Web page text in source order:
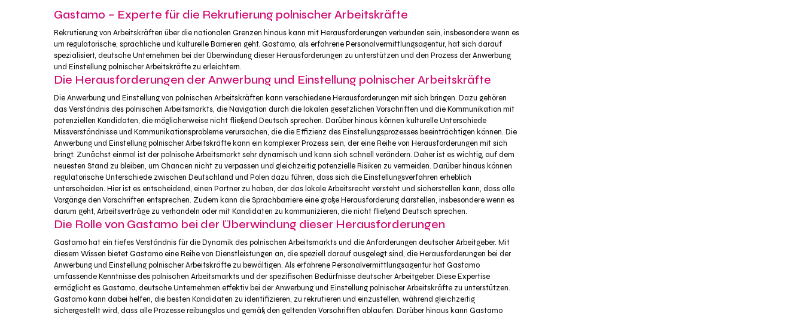
Gastamo – Experte für die Rekrutierung polnischer Arbeitskräfte
Rekrutierung von Arbeitskräften über die nationalen Grenzen hinaus kann mit Herausforderungen verbunden sein, insbesondere wenn es
um regulatorische, sprachliche und kulturelle Barrieren geht. Gastamo, als erfahrene Personalvermittlungsagentur, hat sich darauf
spezialisiert, deutsche Unternehmen bei der Überwindung dieser Herausforderungen zu unterstützen und den Prozess der Anwerbung
und Einstellung polnischer Arbeitskräfte zu erleichtern.
Die Herausforderungen der Anwerbung und Einstellung polnischer Arbeitskräfte
Die Anwerbung und Einstellung von polnischen Arbeitskräften kann verschiedene Herausforderungen mit sich bringen. Dazu gehören
das Verständnis des polnischen Arbeitsmarkts, die Navigation durch die lokalen gesetzlichen Vorschriften und die Kommunikation mit
potenziellen Kandidaten, die möglicherweise nicht fließend Deutsch sprechen. Darüber hinaus können kulturelle Unterschiede
Missverständnisse und Kommunikationsprobleme verursachen, die die Effizienz des Einstellungsprozesses beeinträchtigen können. Die
Anwerbung und Einstellung polnischer Arbeitskräfte kann ein komplexer Prozess sein, der eine Reihe von Herausforderungen mit sich
bringt. Zunächst einmal ist der polnische Arbeitsmarkt sehr dynamisch und kann sich schnell verändern. Daher ist es wichtig, auf dem
neuesten Stand zu bleiben, um Chancen nicht zu verpassen und gleichzeitig potenzielle Risiken zu vermeiden. Darüber hinaus können
regulatorische Unterschiede zwischen Deutschland und Polen dazu führen, dass sich die Einstellungsverfahren erheblich
unterscheiden. Hier ist es entscheidend, einen Partner zu haben, der das lokale Arbeitsrecht versteht und sicherstellen kann, dass alle
Vorgänge den Vorschriften entsprechen. Zudem kann die Sprachbarriere eine große Herausforderung darstellen, insbesondere wenn es
darum geht, Arbeitsverträge zu verhandeln oder mit Kandidaten zu kommunizieren, die nicht fließend Deutsch sprechen.
Die Rolle von Gastamo bei der Überwindung dieser Herausforderungen
Gastamo hat ein tiefes Verständnis für die Dynamik des polnischen Arbeitsmarkts und die Anforderungen deutscher Arbeitgeber. Mit
diesem Wissen bietet Gastamo eine Reihe von Dienstleistungen an, die speziell darauf ausgelegt sind, die Herausforderungen bei der
Anwerbung und Einstellung polnischer Arbeitskräfte zu bewältigen. Als erfahrene Personalvermittlungsagentur hat Gastamo
umfassende Kenntnisse des polnischen Arbeitsmarkts und der spezifischen Bedürfnisse deutscher Arbeitgeber. Diese Expertise
ermöglicht es Gastamo, deutsche Unternehmen effektiv bei der Anwerbung und Einstellung polnischer Arbeitskräfte zu unterstützen.
Gastamo kann dabei helfen, die besten Kandidaten zu identifizieren, zu rekrutieren und einzustellen, während gleichzeitig
sichergestellt wird, dass alle Prozesse reibungslos und gemäß den geltenden Vorschriften ablaufen. Darüber hinaus kann Gastamo